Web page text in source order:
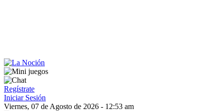
Regístrate
Iniciar Sesión
Viernes, 07 de Agosto de 2026 - 12:53 am